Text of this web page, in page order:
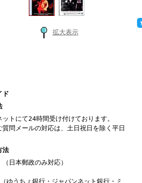
拡大表示
ド
ットにて24時間受け付けております。
質問メールの対応は、土日祝日を除く平日
法
日本郵政のみ対応）
ゆうちょ銀行・ジャパンネット銀行・ミ